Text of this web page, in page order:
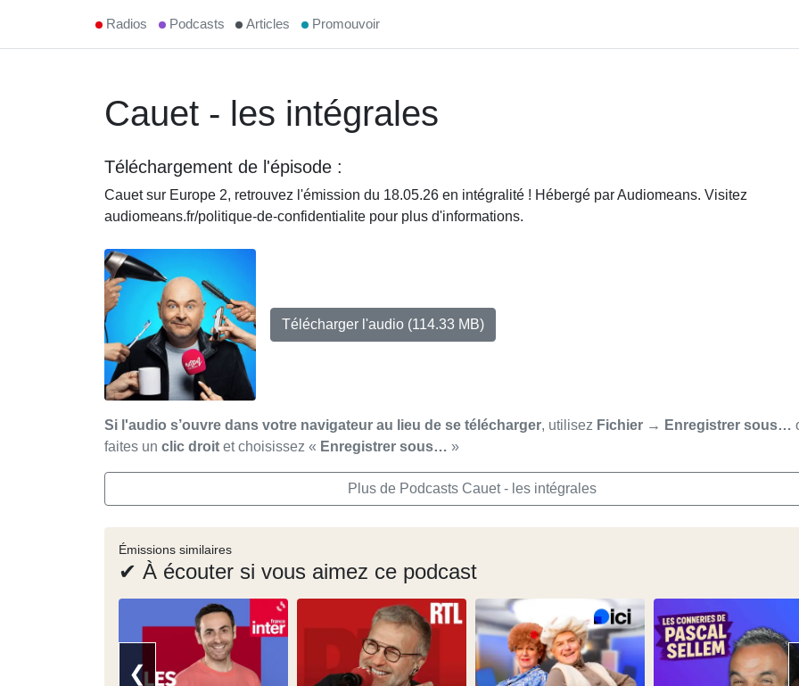
Radios Podcasts Articles Promouvoir
Cauet - les intégrales
Téléchargement de l'épisode :
Cauet sur Europe 2, retrouvez l'émission du 18.05.26 en intégralité ! Hébergé par Audiomeans. Visitez
audiomeans.fr/politique-de-confidentialite pour plus d'informations.
Télécharger l'audio (114.33 MB)
Si l'audio s’ouvre dans votre navigateur au lieu de se télécharger, utilisez Fichier → Enregistrer sous…
faites un clic droit et choisissez « Enregistrer sous… »
Plus de Podcasts Cauet - les intégrales
Émissions similaires
✔ À écouter si vous aimez ce podcast
❮